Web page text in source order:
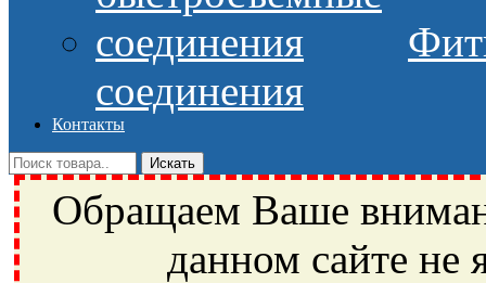
соединения
Контакты
Обращаем Ваше
данном сайте не